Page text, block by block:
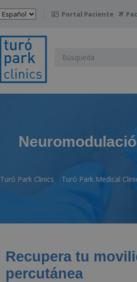
Elegir
 Portal Paciente
Buscar:
Turó Park Clinics Turó Park Medical
Recupera tu
percutánea